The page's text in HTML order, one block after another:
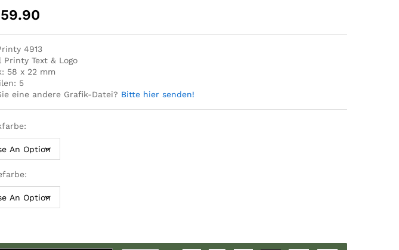
59.90
4913
Printy Text & Logo
58 x 22 mm
5
eine andere Grafik-Datei? Bitte hier senden!